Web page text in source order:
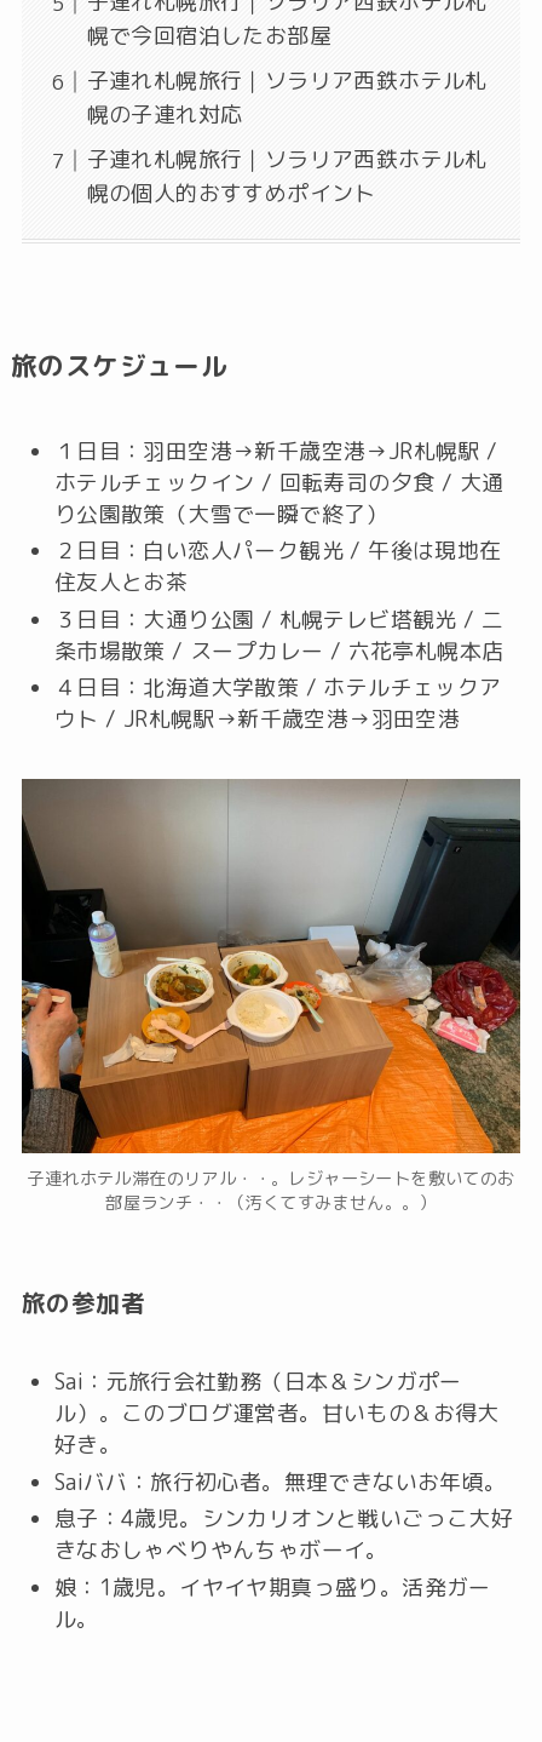
幌で今回宿泊したお部屋
子連れ札幌旅行｜ソラリア西鉄ホテル札
幌の子連れ対応
子連れ札幌旅行｜ソラリア西鉄ホテル札
幌の個人的おすすめポイント
旅のスケジュール
１日目：羽田空港→新千歳空港→JR札幌駅 /
ホテルチェックイン / 回転寿司の夕食 / 大通
り公園散策（大雪で一瞬で終了）
２日目：白い恋人パーク観光 / 午後は現地在
住友人とお茶
３日目：大通り公園 / 札幌テレビ塔観光 / 二
条市場散策 / スープカレー / 六花亭札幌本店
４日目：北海道大学散策 / ホテルチェックア
ウト / JR札幌駅→新千歳空港→羽田空港
子連れホテル滞在のリアル・・。レジャーシートを敷いてのお
部屋ランチ・・（汚くてすみません。。）
旅の参加者
Sai：元旅行会社勤務（日本＆シンガポー
ル）。このブログ運営者。甘いもの＆お得大
好き。
Saiババ：旅行初心者。無理できないお年頃。
息子：4歳児。シンカリオンと戦いごっこ大好
きなおしゃべりやんちゃボーイ。
娘：1歳児。イヤイヤ期真っ盛り。活発ガー
ル。